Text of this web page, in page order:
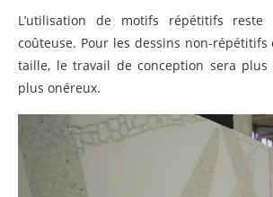
L’utilisation de motifs répétitifs reste
coûteuse. Pour les dessins non-
taille, le travail de conception sera plus
plus onéreux.